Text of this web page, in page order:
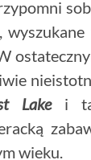
wyszukane
Lakei
wieku.